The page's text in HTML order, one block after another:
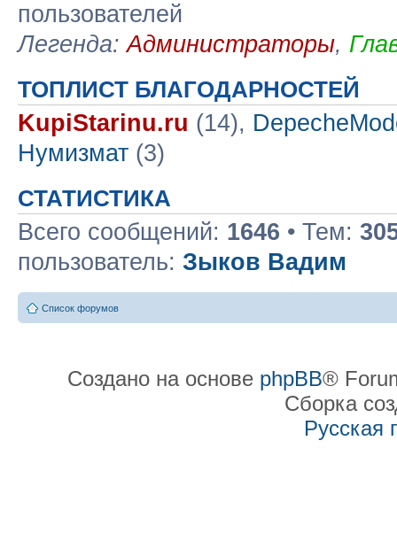
пользователей
Легенда:Администраторы,
ТОПЛИСТ БЛАГОДАРНОСТЕЙ
KupiStarinu.ru (14),
Нумизмат (3)
СТАТИСТИКА
Всего сообщений: 1646 • Тем:
пользователь: Зыков Вадим
Список форумов
Создано на основе phpBB®
Сборка
Русская